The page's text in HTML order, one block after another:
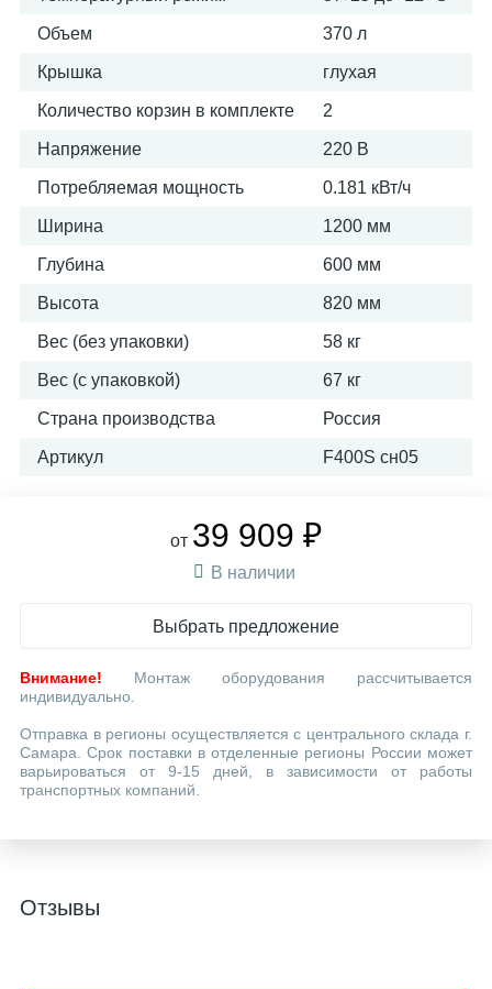
Объем 370 л
Крышка глухая
Количество корзин в комплекте 2
Напряжение 220 В
Потребляемая мощность 0.181 кВт/ч
Ширина 1200 мм
Глубина 600 мм
Высота 820 мм
Вес (без упаковки) 58 кг
Вес (с упаковкой) 67 кг
Страна производства Россия
Артикул F400S сн05
от 39 909 ₽
В наличии
Выбрать предложение
Внимание! Монтаж оборудования рассчитывается
индивидуально.
Отправка в регионы осуществляется с центрального склада г.
Самара. Срок поставки в отделенные регионы России может
варьироваться от 9-15 дней, в зависимости от работы
транспортных компаний.
Отзывы